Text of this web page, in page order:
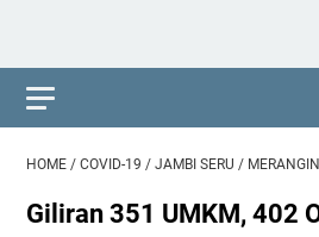
HOME / COVID-19 / JAMBI SERU / MERANGIN
Giliran 351 UMKM, 402